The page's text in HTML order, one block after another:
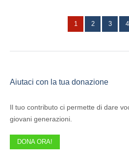
1 2 3 4
Aiutaci con la tua donazione
Il tuo contributo ci permette di dare
giovani generazioni.
DONA ORA!